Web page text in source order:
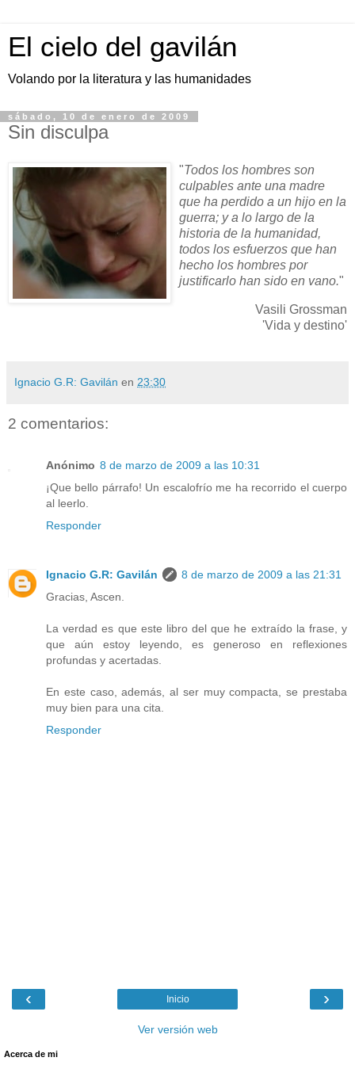
El cielo del gavilán
Volando por la literatura y las humanidades
sábado, 10 de enero de 2009
Sin disculpa
"Todos los hombres son
culpables ante una madre
que ha perdido a un hijo en la
guerra; y a lo largo de la
historia de la humanidad,
todos los esfuerzos que han
hecho los hombres por
justificarlo han sido en vano."
Vasili Grossman
'Vida y destino'
Ignacio G.R: Gavilán en 23:30
2 comentarios:
Anónimo 8 de marzo de 2009 a las 10:31
¡Que bello párrafo! Un escalofrío me ha recorrido el cuerpo
al leerlo.
Responder
Ignacio G.R: Gavilán
8 de marzo de 2009 a las 21:31
Gracias, Ascen.
La verdad es que este libro del que he extraído la frase, y
que aún estoy leyendo, es generoso en reflexiones
profundas y acertadas.
En este caso, además, al ser muy compacta, se prestaba
muy bien para una cita.
Responder
‹ ›
Inicio
Ver versión web
Acerca de mi